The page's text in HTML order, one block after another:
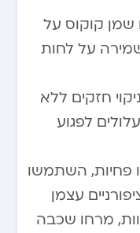
קוקוס על
על לחות
חזקים ללא
לפגוע
פחיות, השתמשו
עצמן
מרחו שכבה